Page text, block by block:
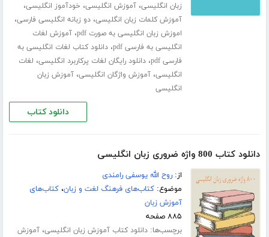
زبان انگلیسی،آموزش انگلیسی، خودآموز انگلیسی،
آموزش کلمات زبان انگلیسی،دو زبانه انگلیسی فارسی،
اموزش زبان انگلیسی به صورت pdf ،آموزش لغات
انگلیسی به فارسی pdf
،دانلود کتاب لغات انگلیسی به
فارسی pdf
،دانلود رایگان لغات پرکاربرد انگلیسی، لغات
انگلیسی،آموزش واژگان انگلیسی،آموزش زبان
انگلیسی
دانلود کتاب
دانلود کتاب 800 واژه ضروری زبان انگلیسی
از:روح الله یوسفی رامندی
موضوع:کتاب‌های فرهنگ لغت و زبان،کتاب‌های
آموزش زبان
۸۸۵ صفحه
برچسب‌ها:دانلود کتاب آموزش زبان انگلیسی،آموزش